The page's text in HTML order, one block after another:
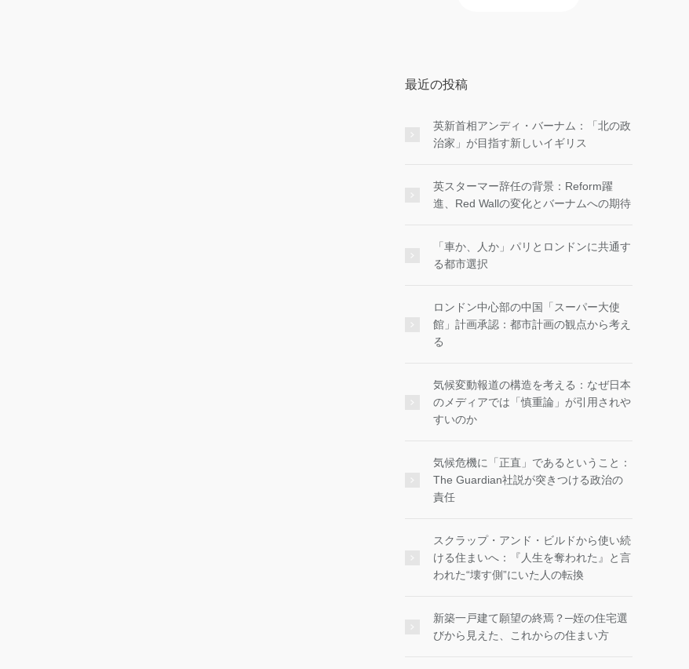
最近の投稿
英新首相アンディ・バーナム：「北の政
治家」が目指す新しいイギリス
英スターマー辞任の背景：Reform躍
進、Red Wallの変化とバーナムへの期待
「車か、人か」パリとロンドンに共通す
る都市選択
ロンドン中心部の中国「スーパー大使
館」計画承認：都市計画の観点から考え
る
気候変動報道の構造を考える：なぜ日本
のメディアでは「慎重論」が引用されや
すいのか
気候危機に「正直」であるということ：
The Guardian社説が突きつける政治の
責任
スクラップ・アンド・ビルドから使い続
ける住まいへ：『人生を奪われた』と言
われた“壊す側”にいた人の転換
新築一戸建て願望の終焉？─姪の住宅選
びから見えた、これからの住まい方